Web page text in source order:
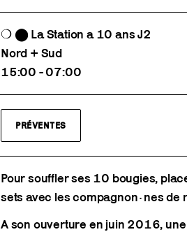
❍ ⬤ La Station a 10 ans J2
Nord + Sud
15:00 - 07:00
PRÉVENTES
Pour souffler ses 10 bougies,
sets avec les compagnon·nes de
A son ouverture en juin 2016,